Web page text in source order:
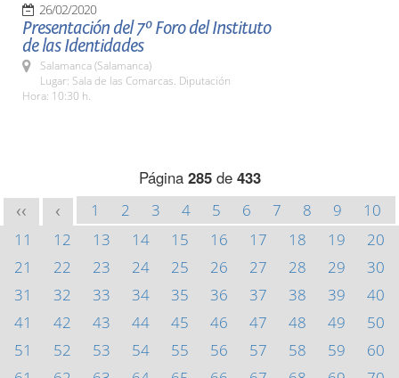
26/02/2020
Presentación del 7º Foro del Instituto
de las Identidades
Salamanca (Salamanca)
Lugar: Sala de las Comarcas. Diputación
Hora: 10:30 h.
Página 285de 433
<< < 1 2 3 4 5 6 7 8 9
10
11
12 13 14 15 16 17 18 19
20
21
22 23 24 25 26 27 28 29
30
31
32 33 34 35 36 37 38 39
40
41
42 43 44 45 46 47 48 49
50
51
52 53 54 55 56 57 58 59
60